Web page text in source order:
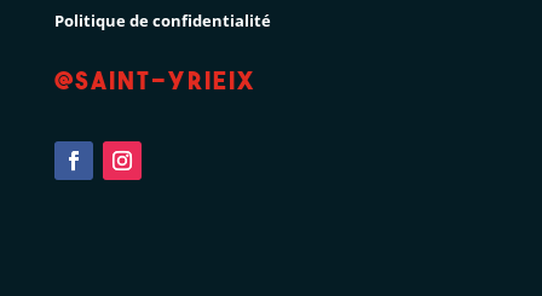
Politique de confidentialité
@Saint-Yrieix